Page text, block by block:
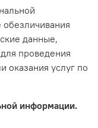
данные,
проведения
оказания услуг по
информации.